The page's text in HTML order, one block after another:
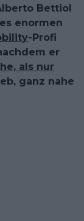
Bettiol
enormen
-Profi
er
als nur
ganz nahe